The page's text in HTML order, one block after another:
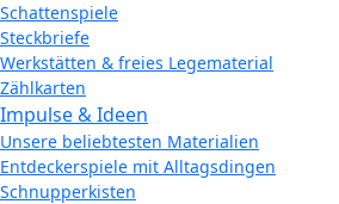
Schattenspiele
Steckbriefe
Werkstätten & freies Legematerial
Zählkarten
Impulse & Ideen
Unsere beliebtesten Materialien
Entdeckerspiele mit Alltagsdingen
Schnupperkisten